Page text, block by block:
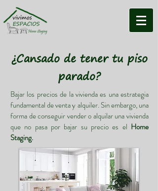
Bajar los precios de la vivienda es una estrategia
fundamental de venta y alquiler. Sin embargo, una
forma de conseguir vender o alquilar una vivienda
que no pasa por bajar su precio es el Home
Staging.
¿Cansado de tener tu piso
parado?